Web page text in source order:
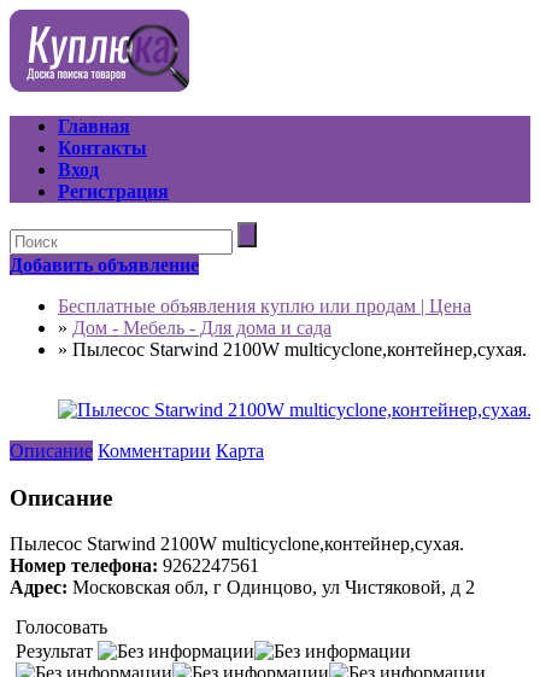
Главная
Контакты
Вход
Регистрация
Добавить объявление
Бесплатные объявления куплю или продам | Цена
» Дом - Мебель - Для дома и сада
» Пылесос Starwind 2100W multicyclone,контейнер,сухая.
Описание Комментарии Карта
Описание
Пылесос Starwind 2100W multicyclone,контейнер,сухая.
Номер телефона: 9262247561
Адрес: Московская обл, г Одинцово, ул Чистяковой, д 2
Голосовать
Результат